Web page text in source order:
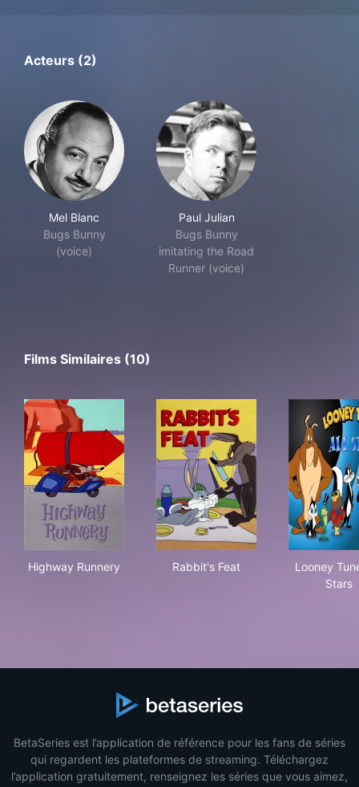
Acteurs (2)
Mel Blanc
Bugs Bunny
(voice)
Paul Julian
Bugs Bunny
imitating the Road
Runner (voice)
Films Similaires (10)
Highway Runnery Rabbit's Feat
Looney
Stars
BetaSeries est l’application de référence pour les fans de séries
qui regardent les plateformes de streaming. Téléchargez
l’application gratuitement, renseignez les séries que vous aimez,